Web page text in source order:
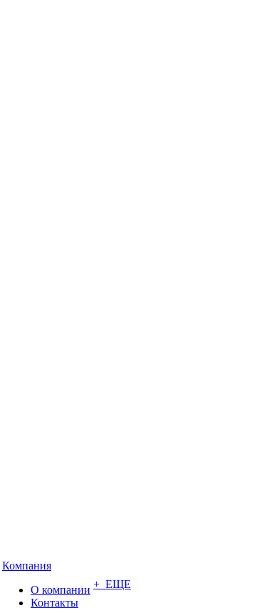
Компания
О компании
Контакты
+ ЕЩЕ